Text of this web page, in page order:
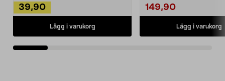
39,90
Lägg i varukorg
149,90
Lägg i varukorg